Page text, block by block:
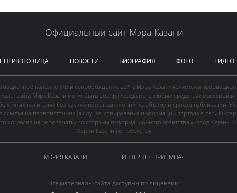
Официальный сайт Мэра Казани
ПЕРВОГО ЛИЦА НОВОСТИ БИОГРАФИЯ ФОТО ВИДЕО
наполнение и сопровождение сайта Мэра Казани является
сайта Мэра Казани могут быть воспроизведены в любых средствах массовой
иных носителях без каких-либо ограничений по объему и срокам публикации.
ссылка на первоисточник (в случае копирования информации портала в сети
согласия на перепечатку со стороны информационного агентства «Город Казань
Мэрии Казани не требуется.
МЭРИЯ КАЗАНИ ИНТЕРНЕТ-ПРИЕМНАЯ
Все материалы сайта доступны по лицензии: